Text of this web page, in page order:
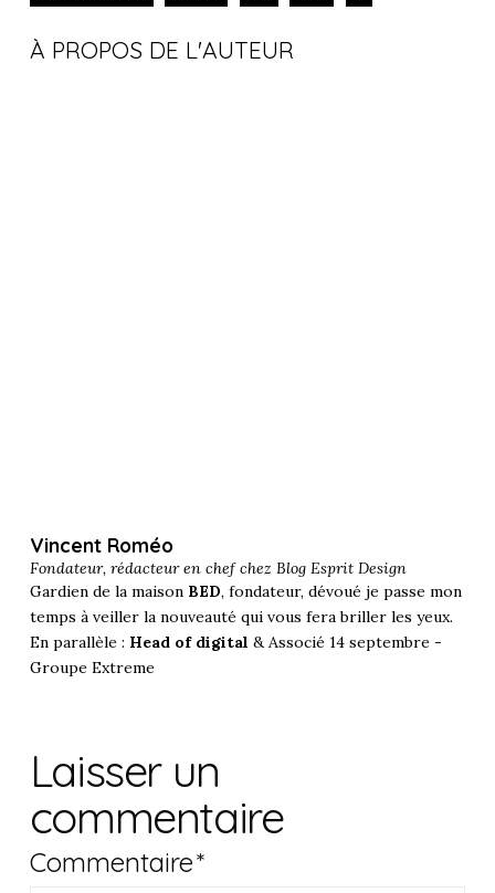
À PROPOS DE L'AUTEUR
Vincent Roméo
Fondateur, rédacteur en chef chez Blog Esprit Design
Gardien de la maison BED, fondateur, dévoué je passe mon
temps à veiller la nouveauté qui vous fera briller les yeux.
En parallèle : Head of digital & Associé 14 septembre -
Groupe Extreme
Laisser un
commentaire
Commentaire*